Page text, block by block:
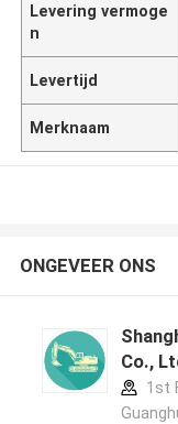
Levering vermoge
n
Levertijd
Merknaam
ONGEVEER ONS
Co.,
1st